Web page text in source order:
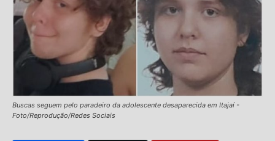
Buscas seguem pelo paradeiro da adolescente desaparecida em Itajaí -
Foto/Reprodução/Redes Sociais